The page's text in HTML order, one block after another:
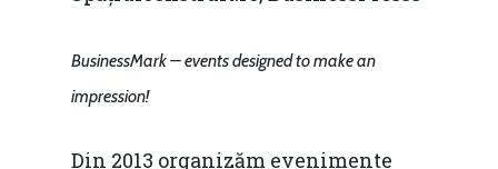
BusinessMark – events designed to make an
impression!
Din 2013 organizăm evenimente